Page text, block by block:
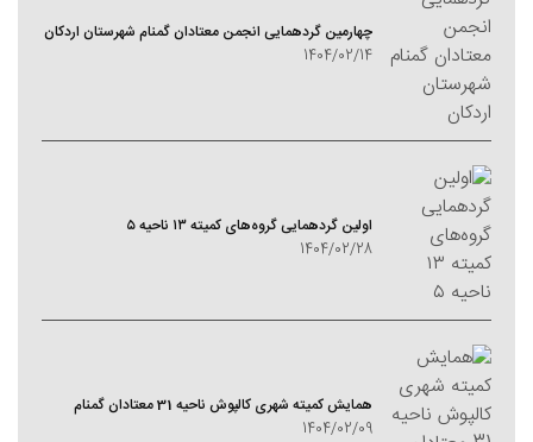
چهارمین گردهمایی انجمن معتادان گمنام شهرستان اردکان
1404/02/14
اولین گردهمایی گروه‌های کمیته ۱۳ ناحیه ۵
1404/02/28
همایش کمیته شهری کالپوش ناحیه 31 معتادان گمنام
1404/02/09